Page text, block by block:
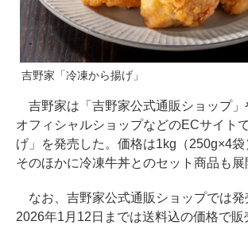
吉野家「冷凍から揚げ」
吉野家は「吉野家公式通販ショップ」
オフィシャルショップなどのECサイト
げ」を発売した。価格は1kg（250g×4袋
そのほかに冷凍牛丼とのセット商品も展
なお、吉野家公式通販ショップでは発
2026年1月12日までは送料込の価格で販